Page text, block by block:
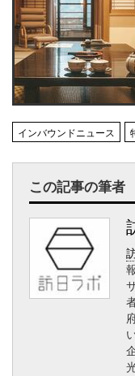
インバウンドニュース
この記事の筆者